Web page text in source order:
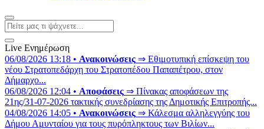
Live Ενημέρωση
06/08/2026 13:18 • Ανακοινώσεις ⇒ Εθιμοτυπική επίσκεψη του
νέου Στρατοπεδάρχη του Στρατοπέδου Παπαπέτρου, στον
Δήμαρχο...
06/08/2026 12:04 • Αποφάσεις ⇒ Πίνακας αποφάσεων της
21ης/31-07-2026 τακτικής συνεδρίασης της Δημοτικής Επιτροπής...
04/08/2026 14:05 • Ανακοινώσεις ⇒ Κάλεσμα αλληλεγγύης του
Δήμου Αμυνταίου για τους πυρόπληκτους των Βιλίων...